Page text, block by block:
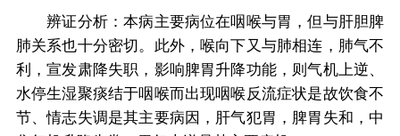
辨证分析：本病主要病位在咽喉与胃，但与肝胆脾
肺关系也十分密切。此外，喉向下又与肺相连，肺气不
利，宣发肃降失职，影响脾胃升降功能，则气机上逆、
水停生湿聚痰结于咽喉而出现咽喉反流症状是故饮食不
节、情志失调是其主要病因，肝气犯胃，脾胃失和，中